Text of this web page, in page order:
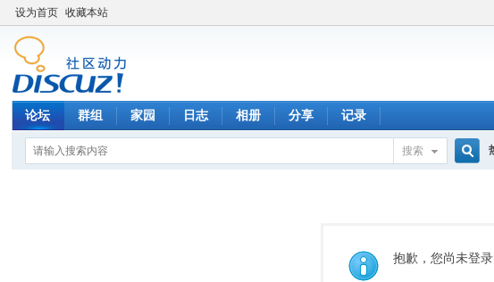
设为首页 收藏本站
论坛 群组 家园 日志 相册 分享 记录
搜索
索
抱歉，您尚未登